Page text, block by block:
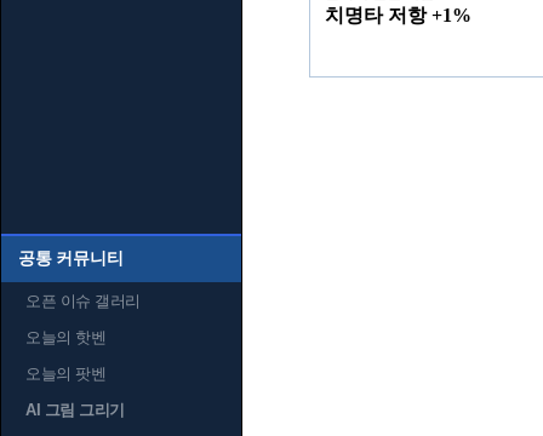
공통 커뮤니티
오픈 이슈 갤러리
오늘의 핫벤
오늘의 팟벤
AI 그림 그리기
치명타 저항 +1%